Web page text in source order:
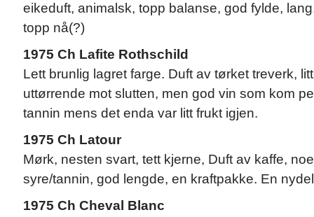
eikeduft, animalsk, topp balanse, god fylde,
topp nå(?)
1975 Ch Lafite Rothschild
Lett brunlig lagret farge. Duft av tørket treverk,
uttørrende mot slutten, men god vin som kom
tannin mens det enda var litt frukt igjen.
1975 Ch Latour
Mørk, nesten svart, tett kjerne, Duft av kaffe,
syre/tannin, god lengde, en kraftpakke. En
1975 Ch Cheval Blanc